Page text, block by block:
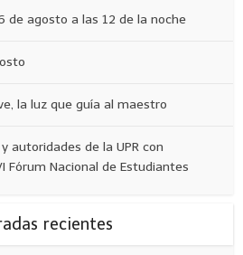
de agosto a las 12 de la noche
la luz que guía al maestro
autoridades de la UPR con
Fórum Nacional de Estudiantes
recientes